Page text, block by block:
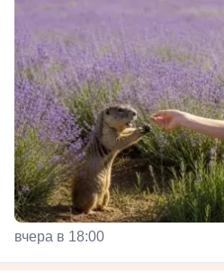
вчера в 18:00